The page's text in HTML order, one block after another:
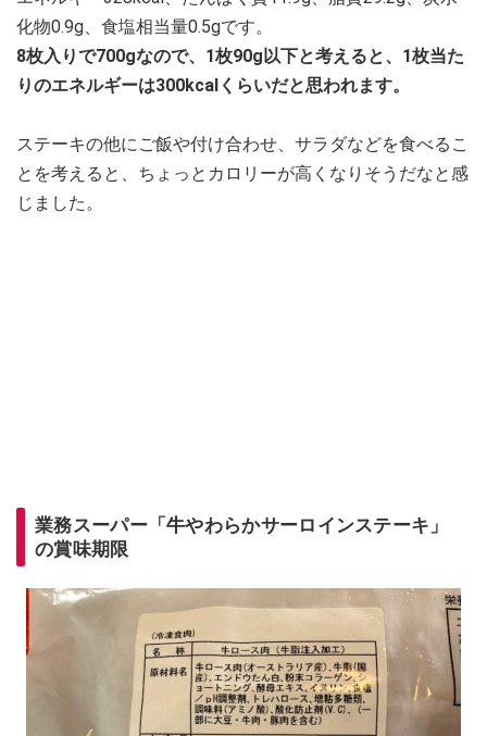
化物0.9g、食塩相当量0.5gです。
8枚入りで700gなので、1枚90g以下と考えると、1枚当た
りのエネルギーは300kcalくらいだと思われます。
ステーキの他にご飯や付け合わせ、サラダなどを食べるこ
とを考えると、ちょっとカロリーが高くなりそうだなと感
じました。
業務スーパー「牛やわらかサーロインステーキ」
の賞味期限